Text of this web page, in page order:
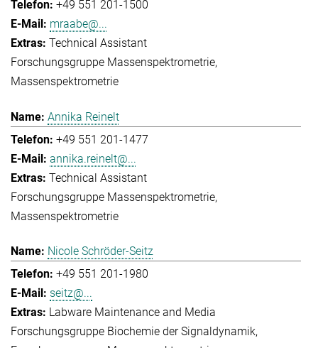
+49 551 201-1500
mraabe@...
Technical Assistant
Forschungsgruppe Massenspektrometrie
Massenspektrometrie
Annika Reinelt
+49 551 201-1477
annika.reinelt@...
Technical Assistant
Forschungsgruppe Massenspektrometrie
Massenspektrometrie
Nicole Schröder-Seitz
+49 551 201-1980
seitz@...
Labware Maintenance and Media
Forschungsgruppe Biochemie der Signaldynamik